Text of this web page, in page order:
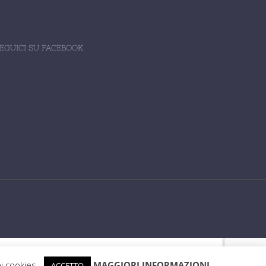
SU FACEBOOK